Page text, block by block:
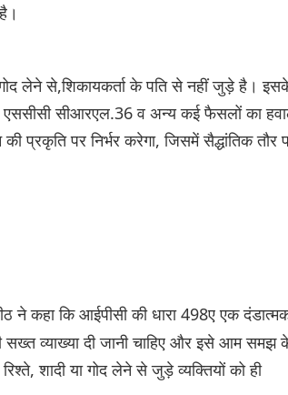
लेने से,शिकायकर्ता के पति से नहीं जुड़े है।
सीआरएल.36 व अन्य कई फैसलों का
प्रकृति पर निर्भर करेगा, जिसमें सैद्धांतिक तौर
ने कहा कि आईपीसी की धारा 498ए एक
सख्त व्याख्या दी जानी चाहिए और इसे आम समझ
शादी या गोद लेने से जुड़े व्यक्तियों को ही